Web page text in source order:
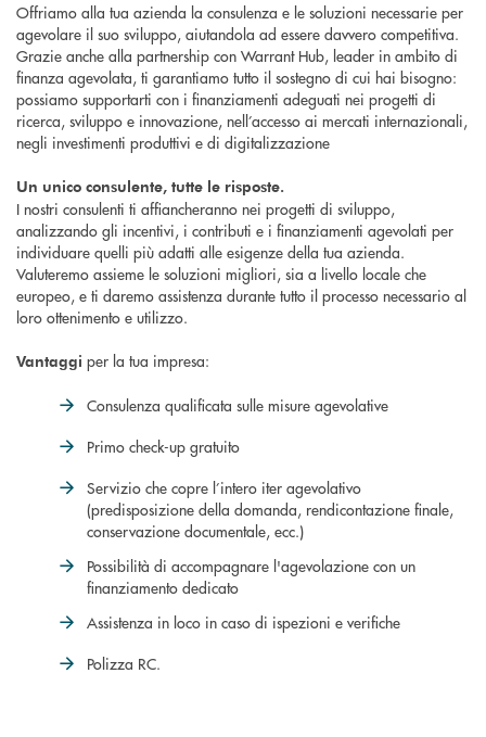
Offriamo alla tua azienda la consulenza e le soluzioni necessarie per
agevolare il suo sviluppo, aiutandola ad essere davvero competitiva.
Grazie anche alla partnership con Warrant Hub, leader in ambito di
finanza agevolata, ti garantiamo tutto il sostegno di cui hai bisogno:
possiamo supportarti con i finanziamenti adeguati nei progetti di
ricerca, sviluppo e innovazione, nell’accesso ai mercati internazionali,
negli investimenti produttivi e di digitalizzazione
Un unico consulente, tutte le risposte.
I nostri consulenti ti affiancheranno nei progetti di sviluppo,
analizzando gli incentivi, i contributi e i finanziamenti agevolati per
individuare quelli più adatti alle esigenze della tua azienda.
Valuteremo assieme le soluzioni migliori, sia a livello locale che
europeo, e ti daremo assistenza durante tutto il processo necessario al
loro ottenimento e utilizzo.
Vantaggi per la tua impresa:
Consulenza qualificata sulle misure agevolative
Primo check-up gratuito
Servizio che copre l’intero iter agevolativo
(predisposizione della domanda, rendicontazione finale,
conservazione documentale, ecc.)
Possibilità di accompagnare l'agevolazione con un
finanziamento dedicato
Assistenza in loco in caso di ispezioni e verifiche
Polizza RC.